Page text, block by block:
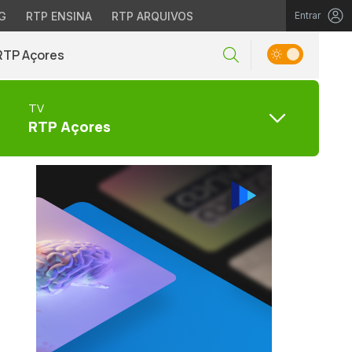
RTP ENSINA RTP ARQUIVOS Entrar
Açores
TV
RTP Açores